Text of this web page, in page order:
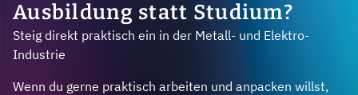
Ausbildung statt Studium?
Steig direkt praktisch ein in der Metall- und Elektro-
Industrie
Wenn du gerne praktisch arbeiten und anpacken willst,